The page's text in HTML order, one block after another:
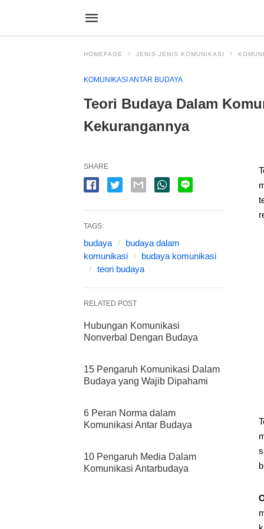
HOMEPAGE JENIS-JENIS KOMUNIKASI
KOMUNIKASI ANTAR BUDAYA
Teori Budaya Dalam
Kekurangannya
SHARE
TAGS:
budaya
budaya dalam
komunikasi
budaya komunikasi
teori budaya
RELATED POST
Hubungan Komunikasi
Nonverbal Dengan Budaya
15 Pengaruh Komunikasi Dalam
Budaya yang Wajib Dipahami
6 Peran Norma dalam
Komunikasi Antar Budaya
10 Pengaruh Media Dalam
Komunikasi Antarbudaya